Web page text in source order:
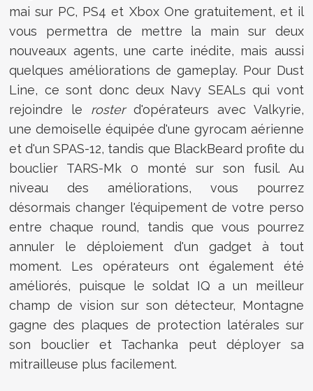
mai sur PC, PS4 et Xbox One gratuitement, et il
vous permettra de mettre la main sur deux
nouveaux agents, une carte inédite, mais aussi
quelques améliorations de gameplay. Pour Dust
Line, ce sont donc deux Navy SEALs qui vont
rejoindre le rosterd'opérateurs avec Valkyrie,
une demoiselle équipée d'une gyrocam aérienne
et d'un SPAS-12, tandis que BlackBeard profite du
bouclier TARS-Mk 0 monté sur son fusil. Au
niveau des améliorations, vous pourrez
désormais changer l'équipement de votre perso
entre chaque round, tandis que vous pourrez
annuler le déploiement d'un gadget à tout
moment. Les opérateurs ont également été
améliorés, puisque le soldat IQ a un meilleur
champ de vision sur son détecteur, Montagne
gagne des plaques de protection latérales sur
son bouclier et Tachanka peut déployer sa
mitrailleuse plus facilement.